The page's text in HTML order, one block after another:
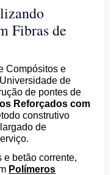
Fibras de
Compósitos e
de
de pontes de
Reforçados com
construtivo
de
betão corrente,
Polímeros